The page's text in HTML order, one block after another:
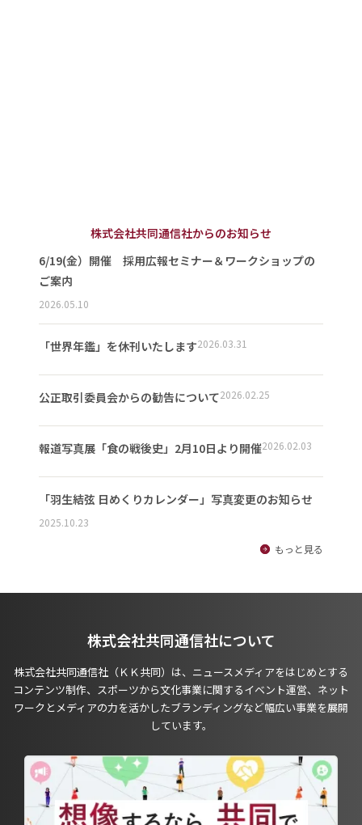
株式会社共同通信社からのお知らせ
6/19(金）開催 採用広報セミナー＆ワークショップの
ご案内
2026.05.10
「世界年鑑」を休刊いたします2026.03.31
公正取引委員会からの勧告について2026.02.25
報道写真展「食の戦後史」2月10日より開催2026.02.03
「羽生結弦 日めくりカレンダー」写真変更のお知らせ
2025.10.23
もっと見る
株式会社共同通信社について
株式会社共同通信社（ＫＫ共同）は、ニュースメディアをはじめとする
コンテンツ制作、スポーツから文化事業に関するイベント運営、ネット
ワークとメディアの力を活かしたブランディングなど幅広い事業を展開
しています。